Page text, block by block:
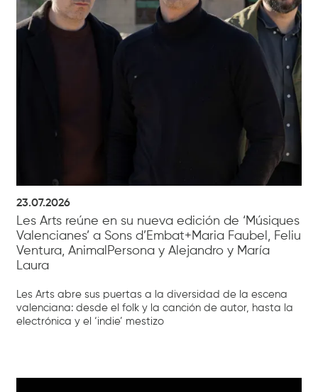
23.07.2026
Les Arts reúne en su nueva edición de ‘Músiques
Valencianes’ a Sons d’Embat+Maria Faubel, Feliu
Ventura, AnimalPersona y Alejandro y María
Laura
Les Arts abre sus puertas a la diversidad de la escena
valenciana: desde el folk y la canción de autor, hasta la
electrónica y el ‘indie’ mestizo